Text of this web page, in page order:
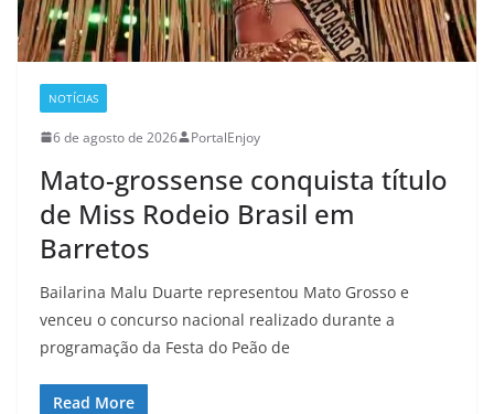
NOTÍCIAS
6 de agosto de 2026 PortalEnjoy
Mato-grossense conquista título
de Miss Rodeio Brasil em
Barretos
Bailarina Malu Duarte representou Mato Grosso e
venceu o concurso nacional realizado durante a
programação da Festa do Peão de
Read More